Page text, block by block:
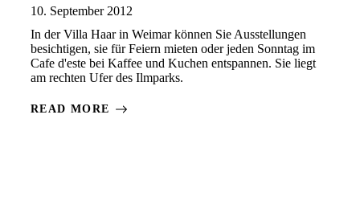
10. September 2012
In der Villa Haar in Weimar können Sie Ausstellungen
besichtigen, sie für Feiern mieten oder jeden Sonntag im
Cafe d'este bei Kaffee und Kuchen entspannen. Sie liegt
am rechten Ufer des Ilmparks.
READ MORE